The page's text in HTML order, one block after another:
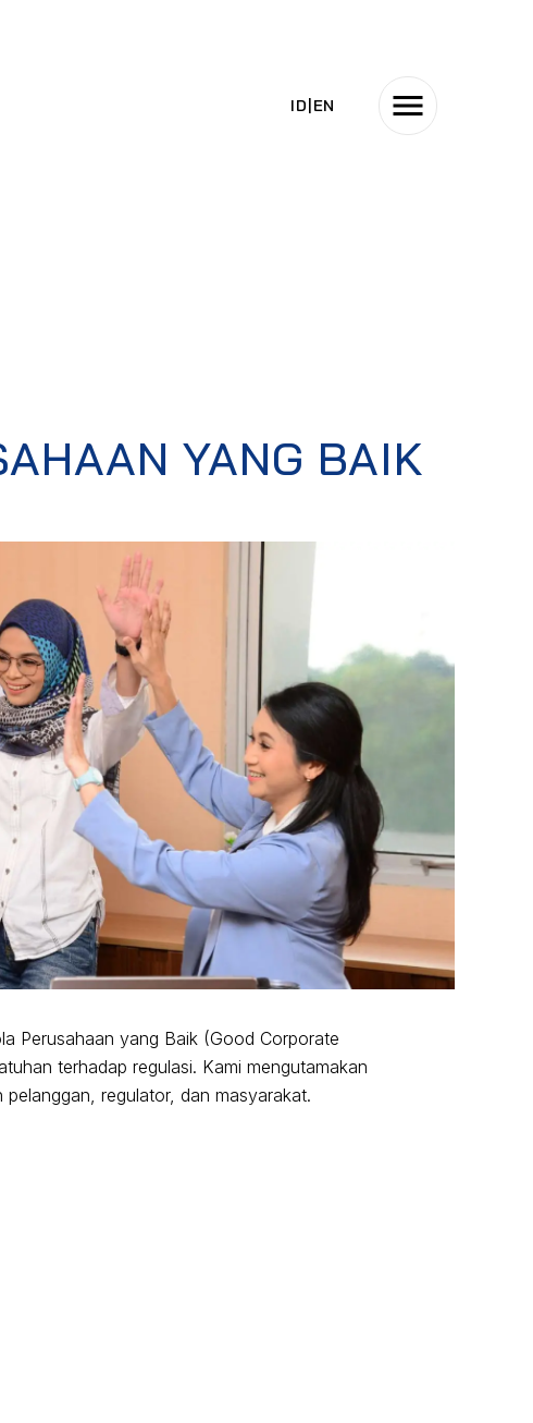
ID EN
YANG BAIK
Perusahaan yang Baik (Good Corporate
terhadap regulasi. Kami mengutamakan
regulator, dan masyarakat.